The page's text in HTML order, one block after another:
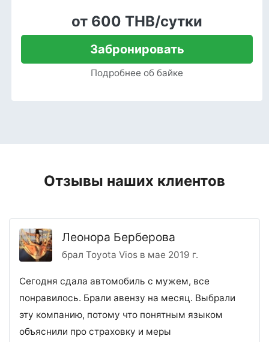
от 600 THB/сутки
Забронировать
Подробнее об байке
Отзывы наших клиентов
Леонора Берберова
брал Toyota Vios в мае 2019 г.
Сегодня сдала автомобиль с мужем, все
понравилось. Брали авензу на месяц. Выбрали
эту компанию, потому что понятным языком
объяснили про страховку и меры